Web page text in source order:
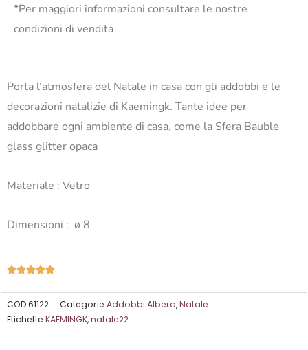
*Per maggiori informazioni consultare le nostre
condizioni di vendita
Porta l’atmosfera del Natale in casa con gli addobbi e le
decorazioni natalizie di Kaemingk. Tante idee per
addobbare ogni ambiente di casa, come la Sfera Bauble
glass glitter opaca
Materiale : Vetro
Dimensioni : ø 8
Valutazione
su
5
COD61122 Categorie Addobbi Albero,Natale
Etichette KAEMINGK,natale22